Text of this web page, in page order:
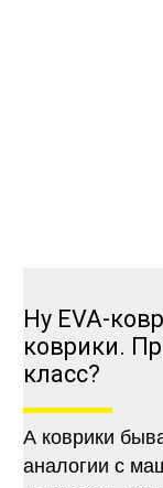
Ну EVA-
коврики.
класс?
А коврики
аналогии с